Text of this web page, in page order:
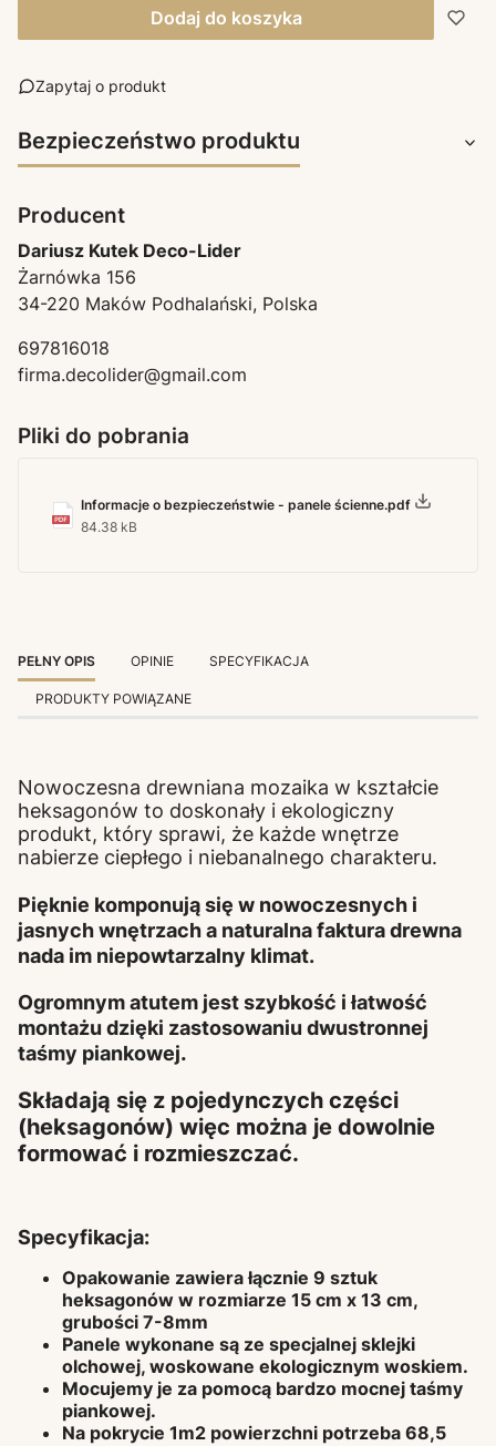
Dodaj do koszyka
Zapytaj o produkt
Bezpieczeństwo produktu
Producent
Dariusz Kutek Deco-Lider
Żarnówka 156
34-220 Maków Podhalański, Polska
697816018
firma.decolider@gmail.com
Pliki do pobrania
Informacje o bezpieczeństwie - panele ścienne.pdf
84.38 kB
PEŁNY OPIS OPINIE SPECYFIKACJA
PRODUKTY POWIĄZANE
Nowoczesna drewniana mozaika w kształcie
heksagonów to doskonały i ekologiczny
produkt, który sprawi, że każde wnętrze
nabierze ciepłego i niebanalnego charakteru.
Pięknie komponują się w nowoczesnych i
jasnych wnętrzach a naturalna faktura drewna
nada im niepowtarzalny klimat.
Ogromnym atutem jest szybkość i łatwość
montażu dzięki zastosowaniu dwustronnej
taśmy piankowej.
Składają się z pojedynczych części
(heksagonów) więc można je dowolnie
formować i rozmieszczać.
Specyfikacja:
Opakowanie zawiera łącznie 9 sztuk
heksagonów w rozmiarze 15 cm x 13 cm,
grubości 7-8mm
Panele wykonane są ze specjalnej sklejki
olchowej, woskowane ekologicznym woskiem.
Mocujemy je za pomocą bardzo mocnej taśmy
piankowej.
Na pokrycie 1m2 powierzchni potrzeba 68,5